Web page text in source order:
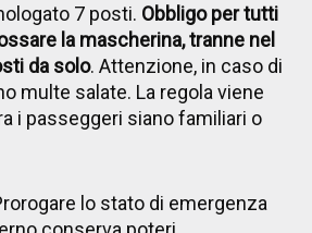
7 posti. Obbligo per tutti
la mascherina, tranne nel
da solo. Attenzione, in caso di
multe salate. La regola viene
i passeggeri siano familiari o
lo stato di emergenza